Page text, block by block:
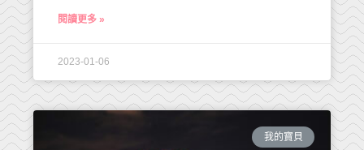
閱讀更多 »
2023-01-06
我的寶貝